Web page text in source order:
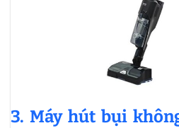
3. Máy hút bụi